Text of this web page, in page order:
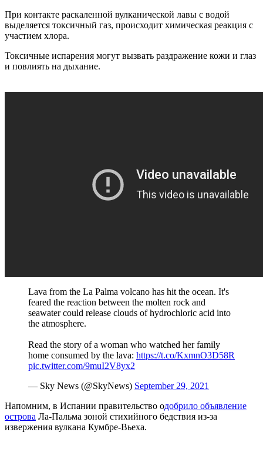
При контакте раскаленной вулканической лавы с водой
выделяется токсичный газ, происходит химическая реакция с
участием хлора.
Токсичные испарения могут вызвать раздражение кожи и глаз
и повлиять на дыхание.
Lava from the La Palma volcano has hit the ocean. It's
feared the reaction between the molten rock and
seawater could release clouds of hydrochloric acid into
the atmosphere.
Read the story of a woman who watched her family
home consumed by the lava: https://t.co/KxmnO3D58R
pic.twitter.com/9muI2V8yx2
— Sky News (@SkyNews) September 29, 2021
Напомним, в Испании правительство одобрило объявление
острова Ла-Пальма зоной стихийного бедствия из-за
извержения вулкана Кумбре-Вьеха.